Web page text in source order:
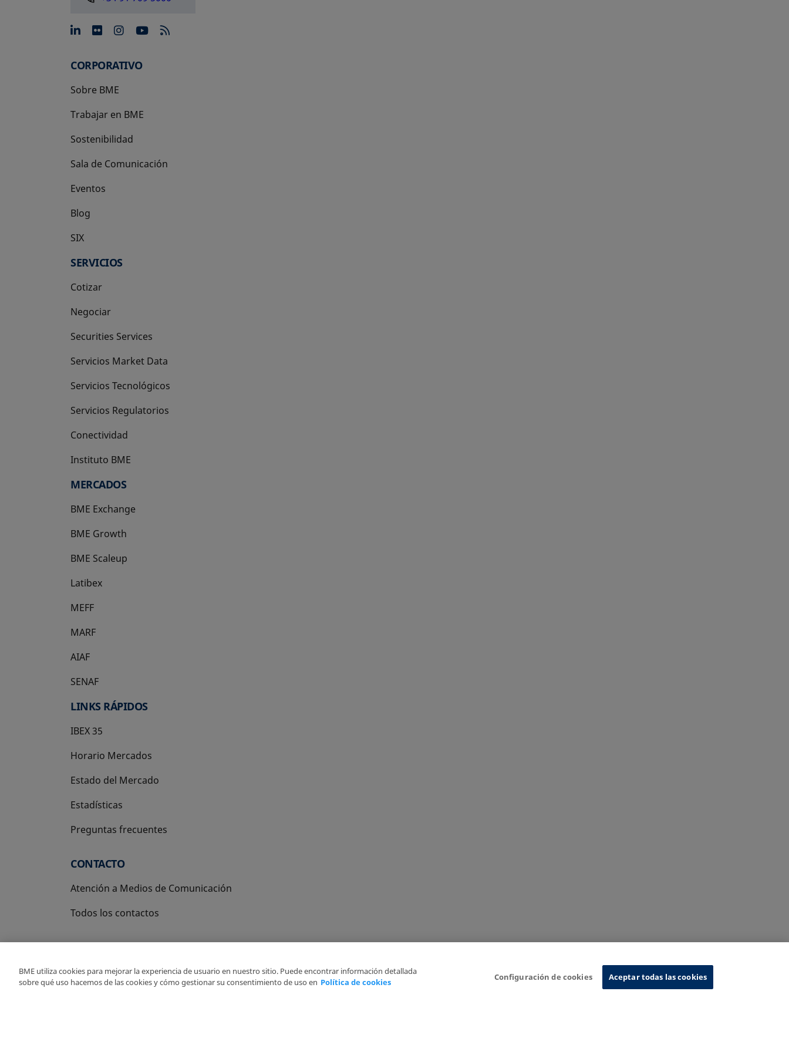
se abre en una pestaña nueva
se abre en una pestaña nueva
se abre en una pestaña nueva
se abre en una pestaña nueva
CORPORATIVO
Sobre BME
Trabajar en BME
Sostenibilidad
Sala de Comunicación
Eventos
Blog
SIX
se abre en una pestaña nueva
SERVICIOS
Cotizar
Negociar
Securities Services
Servicios Market Data
Servicios Tecnológicos
Servicios Regulatorios
Conectividad
Instituto BME
se abre en una pestaña nueva
MERCADOS
BME Exchange
BME Growth
se abre en una pestaña nueva
BME Scaleup
se abre en una pestaña nueva
Latibex
se abre en una pestaña nueva
MEFF
se abre en una pestaña nueva
MARF
AIAF
SENAF
LINKS RÁPIDOS
IBEX 35
Horario Mercados
Estado del Mercado
Estadísticas
Preguntas frecuentes
CONTACTO
Atención a Medios de Comunicación
Todos los contactos
Copyright Ⓒ BME 2026 Sistema de Información
BME utiliza cookies para mejorar la experiencia de usuario en nuestro sitio. Puede encontrar información detallada
sobre qué uso hacemos de las cookies y cómo gestionar su consentimiento de uso en Política de cookies
Configuración de cookies Aceptar todas las cookies